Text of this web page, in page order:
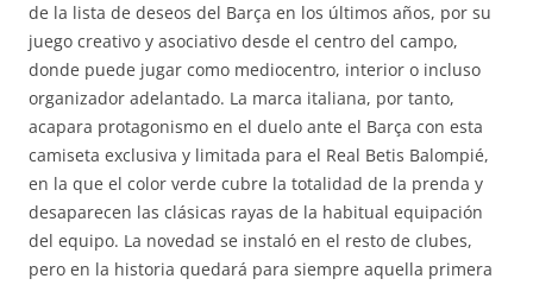
de la lista de deseos del Barça en los últimos años, por su
juego creativo y asociativo desde el centro del campo,
donde puede jugar como mediocentro, interior o incluso
organizador adelantado. La marca italiana, por tanto,
acapara protagonismo en el duelo ante el Barça con esta
camiseta exclusiva y limitada para el Real Betis Balompié,
en la que el color verde cubre la totalidad de la prenda y
desaparecen las clásicas rayas de la habitual equipación
del equipo. La novedad se instaló en el resto de clubes,
pero en la historia quedará para siempre aquella primera